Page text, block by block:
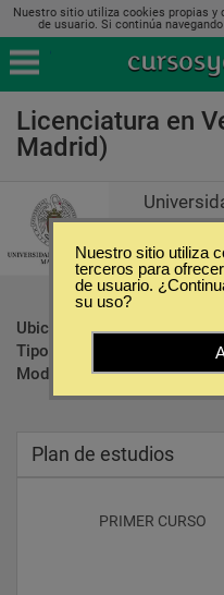
Nuestro sitio utiliza cookies propias y
de usuario. Si continúa
Licenciatura en
Madrid)
Ubicación:
Madrid -
Tipo:
Carreras
Modalidad:
Presencial
Plan de estudios
                    PRIMER CURSO
Nuestro sitio utiliza
terceros para
de usuario.
su uso?